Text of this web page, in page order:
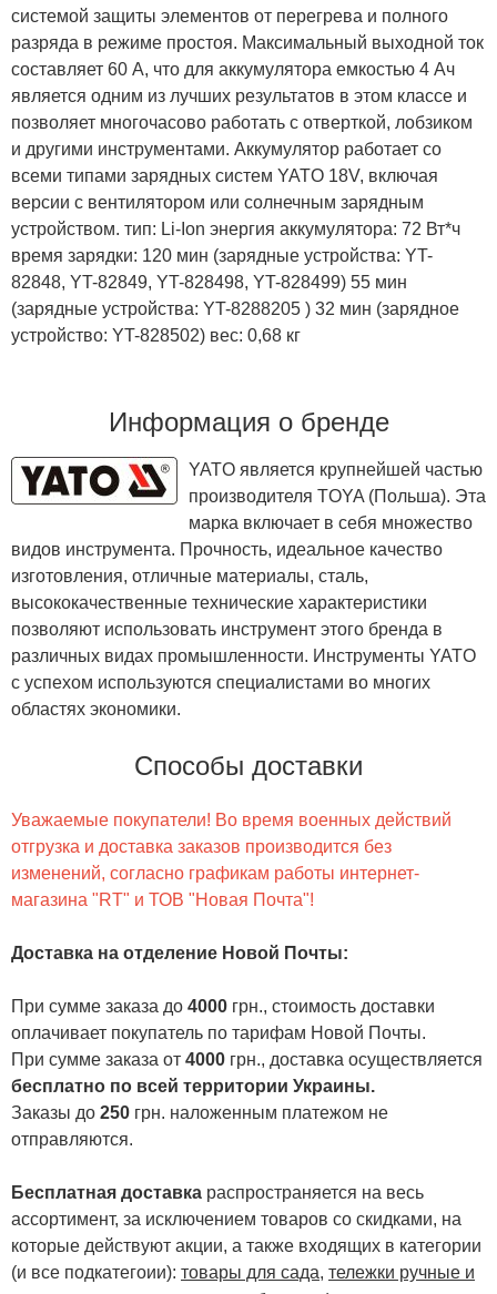
системой защиты элементов от перегрева и полного
разряда в режиме простоя. Максимальный выходной ток
составляет 60 А, что для аккумулятора емкостью 4 Ач
является одним из лучших результатов в этом классе и
позволяет многочасово работать с отверткой, лобзиком
и другими инструментами. Аккумулятор работает со
всеми типами зарядных систем YATO 18V, включая
версии с вентилятором или солнечным зарядным
устройством. тип: Li-Ion энергия аккумулятора: 72 Вт*ч
время зарядки: 120 мин (зарядные устройства: YT-
82848, YT-82849, YT-828498, YT-828499) 55 мин
(зарядные устройства: YT-8288205 ) 32 мин (зарядное
устройство: YT-828502) вес: 0,68 кг
Информация о бренде
YATO является крупнейшей частью
производителя TOYA (Польша). Эта
марка включает в себя множество
видов инструмента. Прочность, идеальное качество
изготовления, отличные материалы, сталь,
высококачественные технические характеристики
позволяют использовать инструмент этого бренда в
различных видах промышленности. Инструменты YATO
с успехом используются специалистами во многих
областях экономики.
Способы доставки
Уважаемые покупатели! Во время военных действий
отгрузка и доставка заказов производится без
изменений, согласно графикам работы интернет-
магазина "RT" и ТОВ "Новая Почта"!
Доставка на отделение Новой Почты:
При сумме заказа до 4000 грн., стоимость доставки
оплачивает покупатель по тарифам Новой Почты.
При сумме заказа от 4000 грн., доставка осуществляется
бесплатно по всей территории Украины.
Заказы до 250 грн. наложенным платежом не
отправляются.
Бесплатная доставка распространяется на весь
ассортимент, за исключением товаров со скидками, на
которые действуют акции, а также входящих в категории
(и все подкатегоии): товары для сада, тележки ручные и